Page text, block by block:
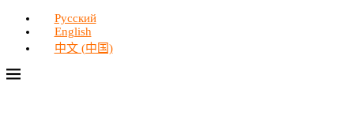
Русский
English
中文 (中国)